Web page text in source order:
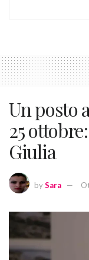
Un posto
25
Giulia
bySara